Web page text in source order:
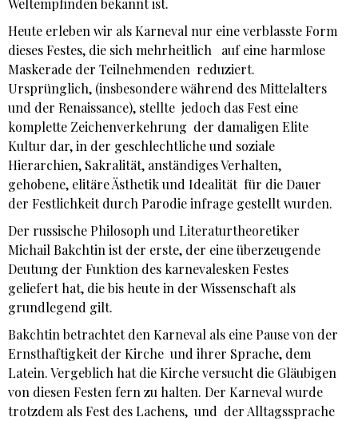
Weltempfinden bekannt ist.
Heute erleben wir als Karneval nur eine verblasste Form
dieses Festes, die sich mehrheitlich auf eine harmlose
Maskerade der Teilnehmenden reduziert.
Ursprünglich, (insbesondere während des Mittelalters
und der Renaissance), stellte jedoch das Fest eine
komplette Zeichenverkehrung der damaligen Elite
Kultur dar, in der geschlechtliche und soziale
Hierarchien, Sakralität, anständiges Verhalten,
gehobene, elitäre Ästhetik und Idealität für die Dauer
der Festlichkeit durch Parodie infrage gestellt wurden.
Der russische Philosoph und Literaturtheoretiker
Michail Bakchtin ist der erste, der eine überzeugende
Deutung der Funktion des karnevalesken Festes
geliefert hat, die bis heute in der Wissenschaft als
grundlegend gilt.
Bakchtin betrachtet den Karneval als eine Pause von der
Ernsthaftigkeit der Kirche und ihrer Sprache, dem
Latein. Vergeblich hat die Kirche versucht die Gläubigen
von diesen Festen fern zu halten. Der Karneval wurde
trotzdem als Fest des Lachens, und der Alltagssprache